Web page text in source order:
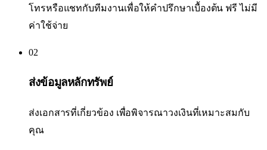
โทรหรือแชทกับทีมงานเพื่อให้คำปรึกษาเบื้องต้น ฟรี ไม่มี
ค่าใช้จ่าย
02
ส่งข้อมูลหลักทรัพย์
ส่งเอกสารที่เกี่ยวข้อง เพื่อพิจารณาวงเงินที่เหมาะสมกับ
คุณ